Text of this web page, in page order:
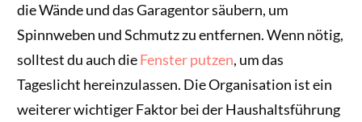
die Wände und das Garagentor säubern, um
Spinnweben und Schmutz zu entfernen. Wenn nötig,
solltest du auch dieFenster putzen, um das
Tageslicht hereinzulassen. Die Organisation ist ein
weiterer wichtiger Faktor bei der Haushaltsführung